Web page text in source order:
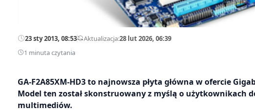
23 sty 2013, 08:53—Aktualizacja:28 lut 2026, 06:39
1 minuta czytania
GA-F2A85XM-HD3 to najnowsza płyta główna w ofercie
Model ten został skonstruowany z myślą o użytkownikach
multimediów.